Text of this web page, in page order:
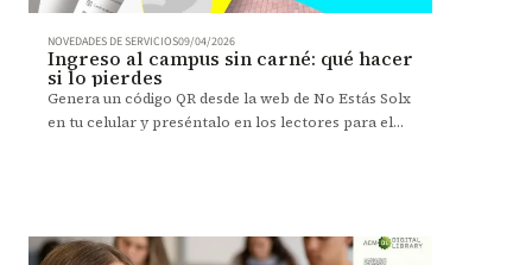
NOVEDADES DE SERVICIOS09/04/2026
Ingreso al campus sin carné: qué hacer
si lo pierdes
Genera un código QR desde la web de No Estás Solx
en tu celular y preséntalo en los lectores para el